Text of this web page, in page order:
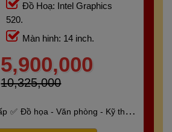
Đồ Hoạ: Intel Graphics
520.
Màn hinh: 14 inch.
5,900,000
10,325,000
Đồ họa - Văn phòng - Kỹ thuật
6 tháng